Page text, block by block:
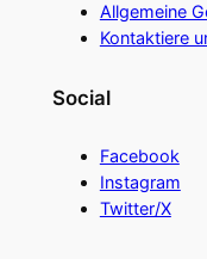
Allgemeine
Kontaktiere
Social
Facebook
Instagram
Twitter/X